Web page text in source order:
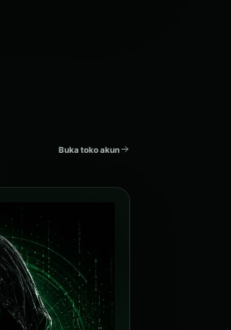
Buka toko akun